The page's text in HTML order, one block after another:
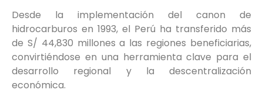
Desde la implementación del canon de
hidrocarburos en 1993, el Perú ha transferido más
de S/ 44,830 millones a las regiones beneficiarias,
convirtiéndose en una herramienta clave para el
desarrollo regional y la descentralización
económica.